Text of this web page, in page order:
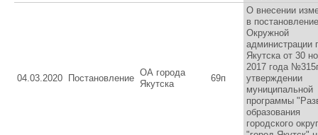
04.03.2020 Постановление
ОА города
Якутска
69п
О внесении
в постановление
Окружной
администрации
Якутска от 30
2017 года
утверждении
муниципальной
программы
образования
городского